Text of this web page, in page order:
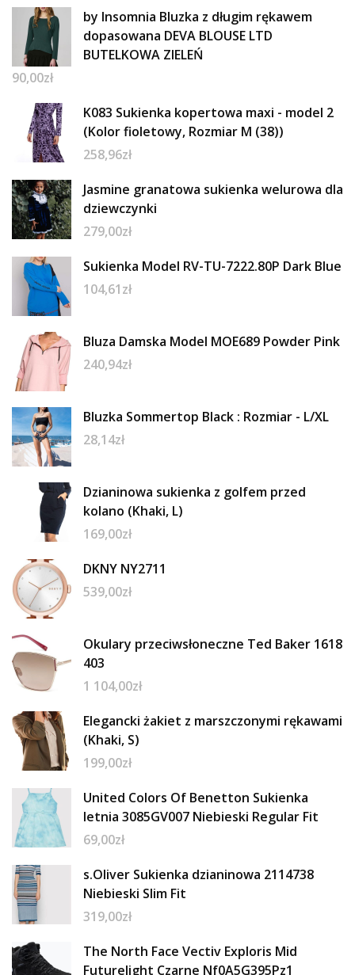
by Insomnia Bluzka z długim rękawem
dopasowana DEVA BLOUSE LTD
BUTELKOWA ZIELEŃ
90,00zł
K083 Sukienka kopertowa maxi - model 2
(Kolor fioletowy, Rozmiar M (38))
258,96zł
Jasmine granatowa sukienka welurowa dla
dziewczynki
279,00zł
Sukienka Model RV-TU-7222.80P Dark Blue
104,61zł
Bluza Damska Model MOE689 Powder Pink
240,94zł
Bluzka Sommertop Black : Rozmiar - L/XL
28,14zł
Dzianinowa sukienka z golfem przed
kolano (Khaki, L)
169,00zł
DKNY NY2711
539,00zł
Okulary przeciwsłoneczne Ted Baker 1618
403
1 104,00zł
Elegancki żakiet z marszczonymi rękawami
(Khaki, S)
199,00zł
United Colors Of Benetton Sukienka
letnia 3085GV007 Niebieski Regular Fit
69,00zł
s.Oliver Sukienka dzianinowa 2114738
Niebieski Slim Fit
319,00zł
The North Face Vectiv Exploris Mid
Futurelight Czarne Nf0A5G395Pz1